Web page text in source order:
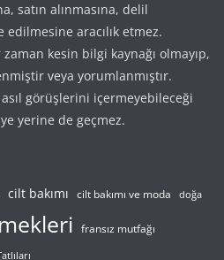
satın alınmasına, delil
aracılık etmez.
kesin bilgi kaynağı olmayıp,
veya yorumlanmıştır.
görüşlerini içermeyebileceği
yerine de geçmez.
cilt bakımı cilt bakımı ve moda doğa
fransız mutfağı